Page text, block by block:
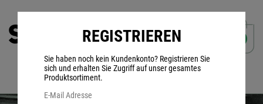
REGISTRIEREN
Sie haben noch kein Kundenkonto? Registrieren Sie
sich und erhalten Sie Zugriff auf unser gesamtes
Produktsortiment.
E-Mail Adresse